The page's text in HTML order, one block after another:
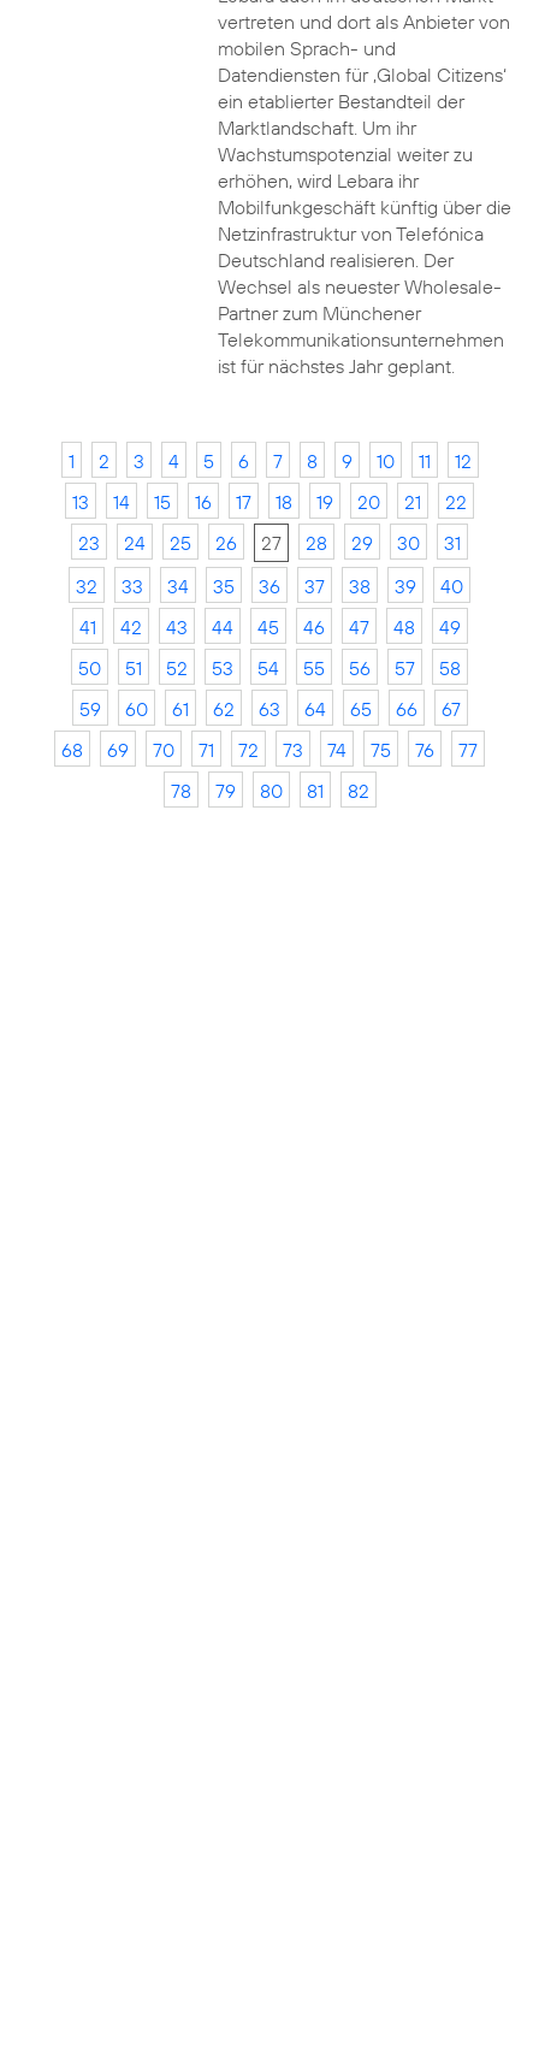
vertreten und dort als Anbieter von
mobilen Sprach- und
Datendiensten für ‚Global Citizens‘
ein etablierter Bestandteil der
Marktlandschaft. Um ihr
Wachstumspotenzial weiter zu
erhöhen, wird Lebara ihr
Mobilfunkgeschäft künftig über die
Netzinfrastruktur von Telefónica
Deutschland realisieren. Der
Wechsel als neuester Wholesale-
Partner zum Münchener
Telekommunikationsunternehmen
ist für nächstes Jahr geplant.
1 2 3 4 5 6 7 8 9 10 11
12
13
14 15 16 17 18 19 20 21
22
23
24 25 26 27 28 29 30
31
32
33 34 35 36 37 38 39
40
41
42 43 44 45 46 47 48
49
50
51 52 53 54 55 56 57
58
59
60 61 62 63 64 65 66
67
68
69 70 71 72 73 74 75 76
77
78
79 80 81 82